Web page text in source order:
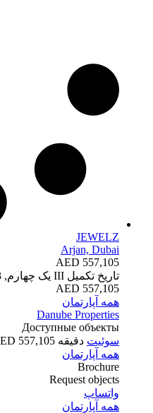
JEWELZ
Arjan, Dubai
AED 557,105
تاریخ تکمیل III یک چهارم, 2023 (خارج از طرح)
557,105 AED
همه آپارتمان
Danube Properties
Доступные объекты
سوئیت دقیقه 557,105 AED
همه آپارتمان
Brochure
Request objects
واتساپ
همه آپارتمان